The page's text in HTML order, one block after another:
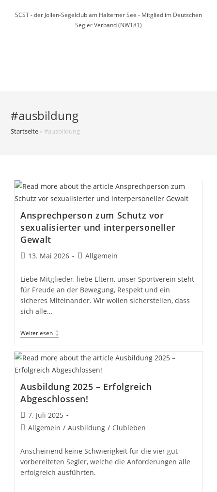
InhaltSCST - der Jollen-Segelclub am Halterner See - Mitglied im Deutschen
Segler Verband (NW181)
#ausbildung
Startseite »#ausbildung
Ansprechperson zum Schutz vor
sexualisierter und interpersoneller
Gewalt
Beitrag
13. Mai 2026
Beitrags-
Allgemein
Liebe Mitglieder, liebe Eltern, unser Sportverein steht
für Freude an der Bewegung, Respekt und ein
sicheres Miteinander. Wir wollen sicherstellen, dass
sich alle…
WeiterlesenAnsprechperson
Zum
Vor
Und
Gewalt
Ausbildung 2025 – Erfolgreich
Abgeschlossen!
Beitrag
veröffentlicht:
7. Juli 2025
Beitrags-
Allgemein / Ausbildung / Clubleben
Anscheinend keine Schwierigkeit für die vier gut
vorbereiteten Segler, welche die Anforderungen alle
erfolgreich ausführten.